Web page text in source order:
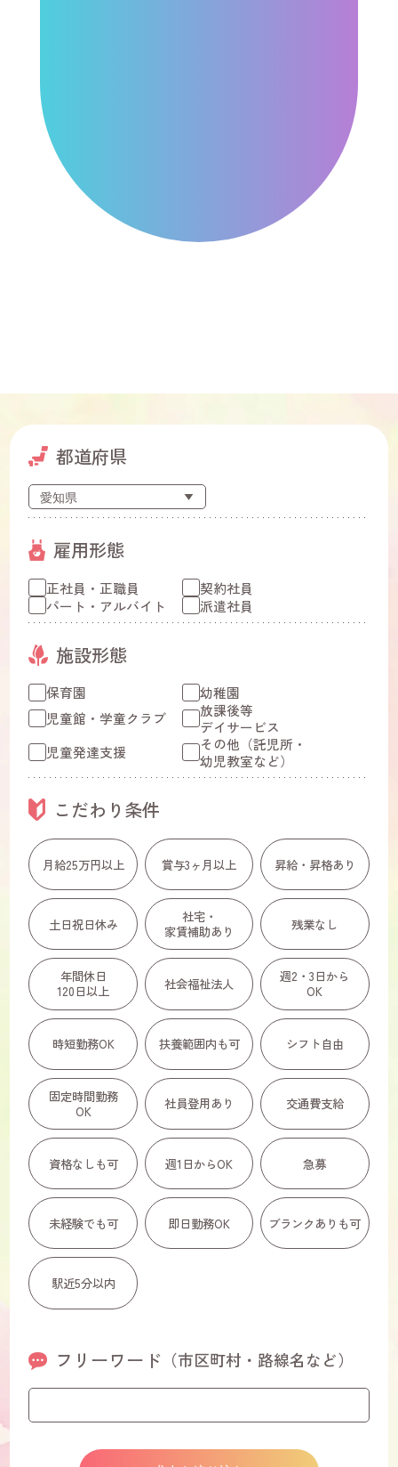
都道府県
雇用形態
正社員・正職員
契約社員
パート・アルバイト
派遣社員
施設形態
保育園
幼稚園
児童館・学童クラブ
放課後等
デイサービス
児童発達支援
その他（託児所・
幼児教室など）
こだわり条件
月給25万円以上 賞与3ヶ月以上 昇給・昇格あり
土日祝日休み
社宅・
家賃補助あり
残業なし
年間休日
120日以上
社会福祉法人
週2・3日から
OK
時短勤務OK 扶養範囲内も可 シフト自由
固定時間勤務
OK
社員登用あり 交通費支給
資格なしも可 週1日からOK 急募
未経験でも可 即日勤務OK ブランクありも可
駅近5分以内
フリーワード （市区町村・路線名など）